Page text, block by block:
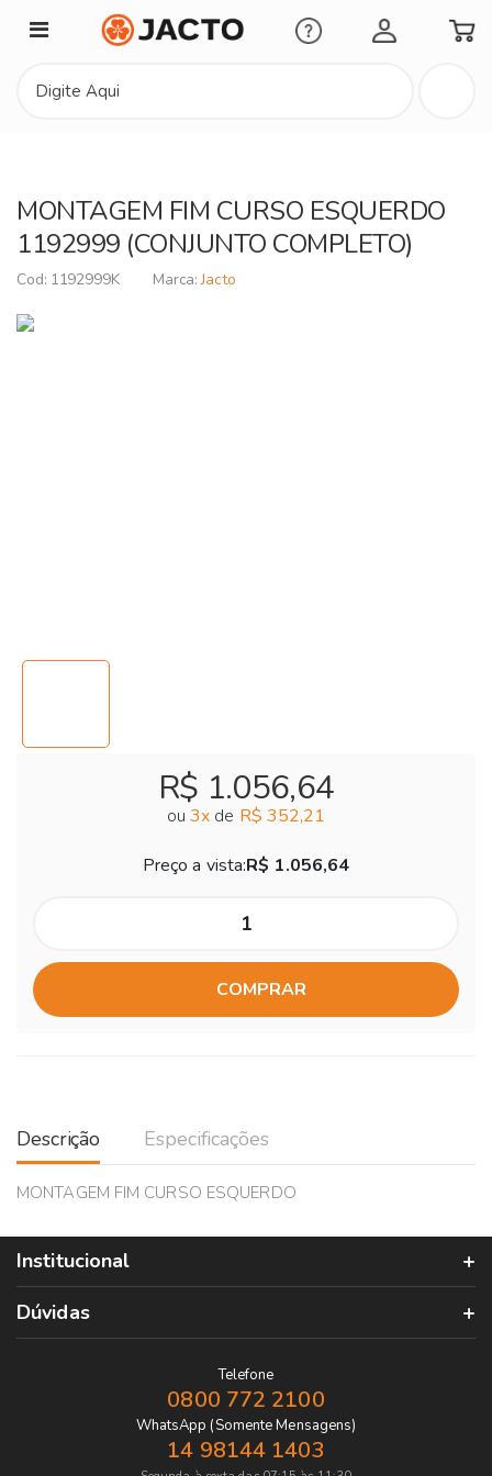
Minha Conta
MONTAGEM FIM CURSO ESQUERDO
1192999 (CONJUNTO COMPLETO)
1192999K Jacto
R$ 1.056,64
ou 3x de R$ 352,21
Preço a vista:R$ 1.056,64
COMPRAR
Descrição Especificações
MONTAGEM FIM CURSO ESQUERDO
Institucional
Dúvidas
Telefone
0800 772 2100
WhatsApp (Somente Mensagens)
14 98144 1403